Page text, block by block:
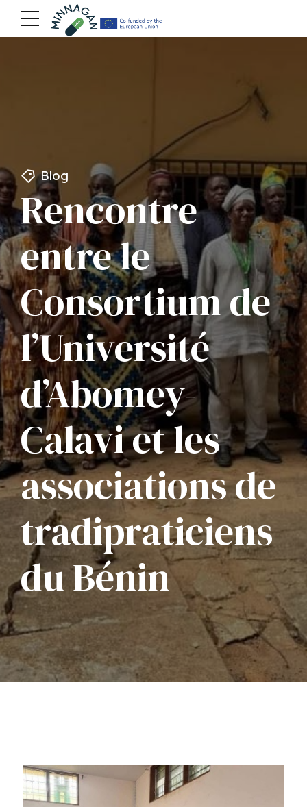
Blog
Rencontre
entre le
Consortium de
l’Université
d’Abomey-
Calavi et les
associations de
tradipraticiens
du Bénin